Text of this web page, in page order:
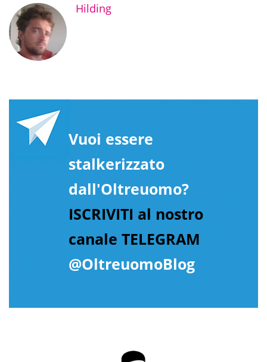
Hilding
Vuoi essere
stalkerizzato
dall'Oltreuomo?
ISCRIVITI al nostro
canale TELEGRAM
@OltreuomoBlog